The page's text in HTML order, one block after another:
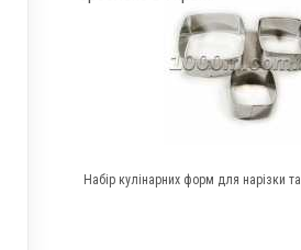
Набір кулінарних форм для нарізки